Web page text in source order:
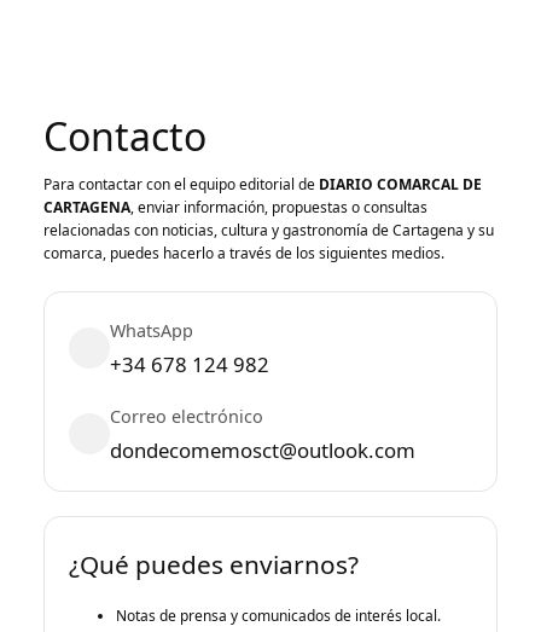
Contacto
Para contactar con el equipo editorial de DIARIO COMARCAL DE
CARTAGENA, enviar información, propuestas o consultas
relacionadas con noticias, cultura y gastronomía de Cartagena y su
comarca, puedes hacerlo a través de los siguientes medios.
WhatsApp
+34 678 124 982
Correo electrónico
dondecomemosct@outlook.com
¿Qué puedes enviarnos?
Notas de prensa y comunicados de interés local.